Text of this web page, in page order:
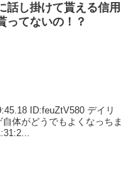
話し掛けて貰える信用
ってないの！？
ID:feuZtV580 デイリ
体がどうでもよくなっちま